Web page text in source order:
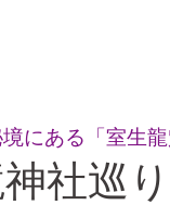
にある「室生
社巡り